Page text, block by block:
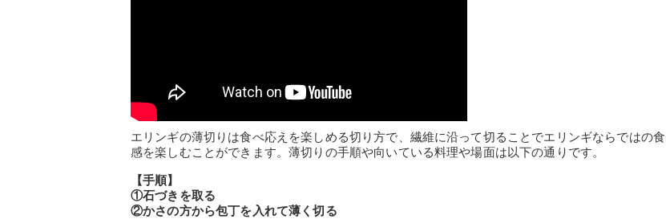
エリンギの薄切りは食べ応えを楽しめる切り方で、繊維に沿って切ることでエリンギならではの食
感を楽しむことができます。薄切りの手順や向いている料理や場面は以下の通りです。
【手順】
①石づきを取る
②かさの方から包丁を入れて薄く切る